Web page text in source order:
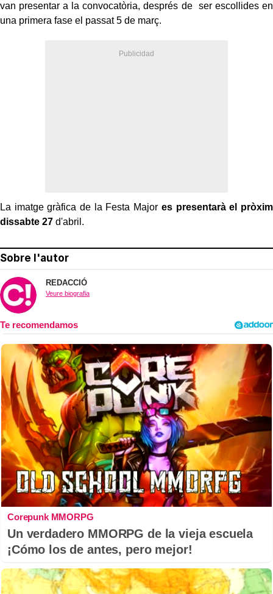
van presentar a la convocatòria, després de ser escollides en
una primera fase el passat 5 de març.
La imatge gràfica de la Festa Major es presentarà el pròxim
dissabte 27 d'abril.
Sobre l'autor
REDACCIÓ
Veure biografia
Corepunk MMORPG
Un verdadero MMORPG de la vieja escuela
¡Cómo los de antes, pero mejor!